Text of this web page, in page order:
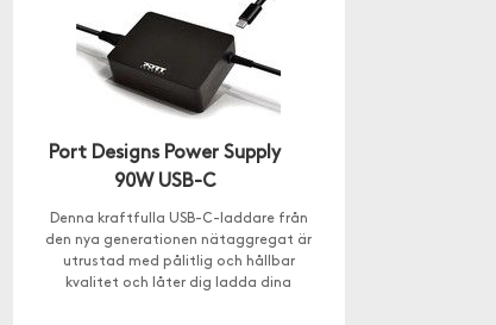
Port Designs Power Supply
90W USB-C
Denna kraftfulla USB-C-laddare från
den nya generationen nätaggregat är
utrustad med pålitlig och hållbar
kvalitet och låter dig ladda dina